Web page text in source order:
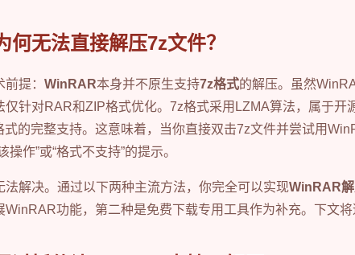
何无法直接解压7z文件？
提： WinRAR本身并不原生支持7z格式的解压。虽然
针对RAR和ZIP格式优化。7z格式采用LZMA算法，属于开
的完整支持。这意味着，当你直接双击7z文件并尝试用
作”或“格式不支持”的提示。
法解决。通过以下两种主流方法，你完全可以实现WinRAR
功能，第二种是免费下载专用工具作为补充。下文将